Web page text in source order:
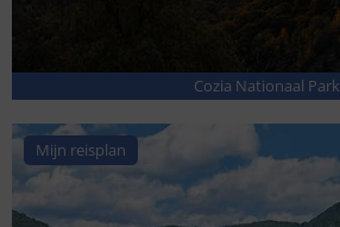
Cozia Nationaal Park
Mijn reisplan